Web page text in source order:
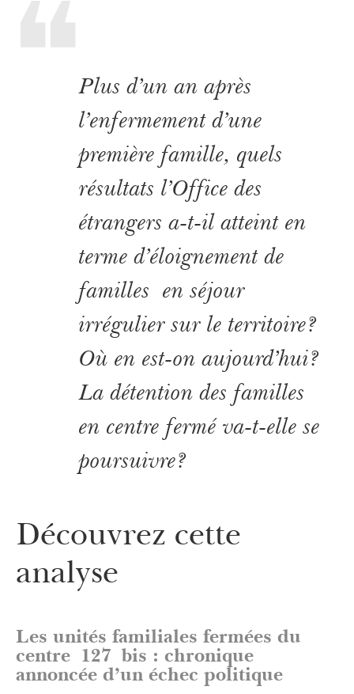
Plus d’un an après
l’enfermement d’une
première famille, quels
résultats l’Office des
étrangers a-t-il atteint en
terme d’éloignement de
familles en séjour
irrégulier sur le territoire?
Où en est-on aujourd’hui?
La détention des familles
en centre fermé va-t-elle se
poursuivre?
Découvrez cette
analyse
Les unités familiales fermées du
centre 127 bis : chronique
annoncée d’un échec politique